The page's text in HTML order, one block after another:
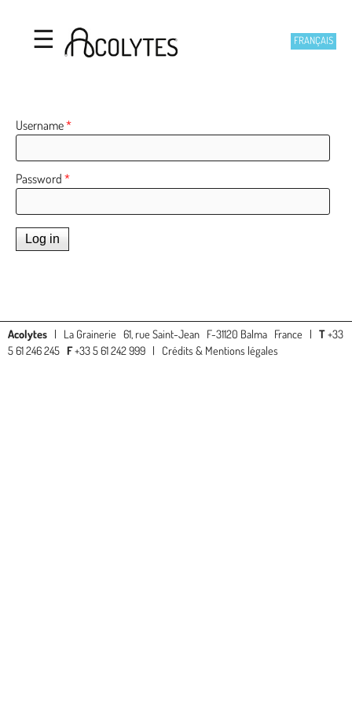
Acolytes
☰ FRANÇAIS
Username*
Password *
Acolytes | La Grainerie 61, rue Saint-Jean F-31120 Balma France | T+33
5 61 246 245 F+33 5 61 242 999 | Crédits & Mentions légales